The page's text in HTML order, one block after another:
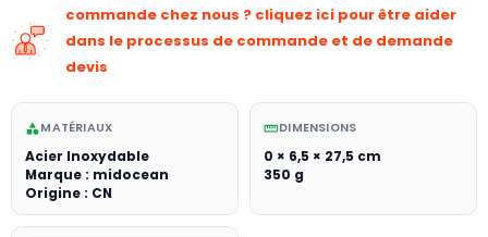
commande chez nous ? cliquez ici pour être aider
dans le processus de commande et de demande
devis
categoryMATÉRIAUX
Acier Inoxydable
Marque : midocean
Origine : CN
straightenDIMENSIONS
0 × 6,5 × 27,5 cm
350 g